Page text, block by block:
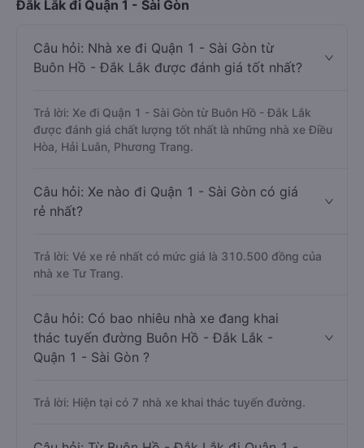
Đắk Lắk đi Quận 1 - Sài Gòn
Câu hỏi: Nhà xe đi Quận 1 - Sài Gòn từ
Buôn Hồ - Đắk Lắk được đánh giá tốt nhất?
Trả lời: Xe đi Quận 1 - Sài Gòn từ Buôn Hồ - Đắk Lắk
được đánh giá chất lượng tốt nhất là những nhà xe Điều
Hòa, Hải Luân, Phương Trang.
Câu hỏi: Xe nào đi Quận 1 - Sài Gòn có giá
rẻ nhất?
Trả lời: Vé xe rẻ nhất có mức giá là 310.500 đồng của
nhà xe Tư Trang.
Câu hỏi: Có bao nhiêu nhà xe đang khai
thác tuyến đường Buôn Hồ - Đắk Lắk -
Quận 1 - Sài Gòn ?
Trả lời: Hiện tại có 7 nhà xe khai thác tuyến đường.